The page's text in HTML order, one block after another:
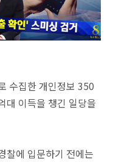
수집한 개인정보 350
대 이득을 챙긴 일당을
찰에 입문하기 전에는